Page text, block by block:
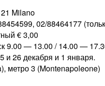
Milano
02/88464177
€ 3,00
9.00 — 13.00 / 14.00 —
и 26 декабря и 1 января.
метро 3 (Montenapoleone)